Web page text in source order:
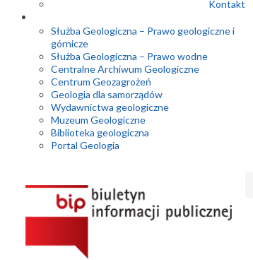
Kontakt
Służba Geologiczna – Prawo geologiczne i
górnicze
Służba Geologiczna – Prawo wodne
Centralne Archiwum Geologiczne
Centrum Geozagrożeń
Geologia dla samorządów
Wydawnictwa geologiczne
Muzeum Geologiczne
Biblioteka geologiczna
Portal Geologia